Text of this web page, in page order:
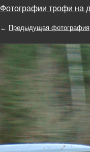
Фотографии трофи на
← Предыдущая фотография